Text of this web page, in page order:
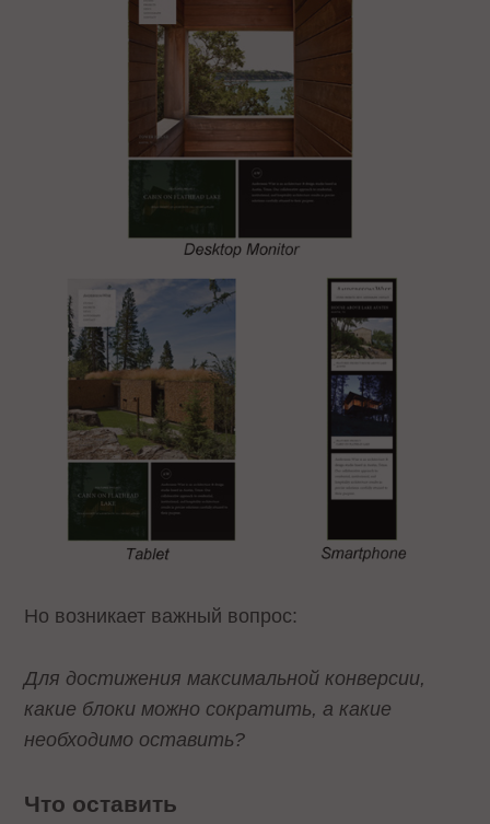
Но возникает важный вопрос:
Для достижения максимальной конверсии,
какие блоки можно сократить, а какие
необходимо оставить?
Что оставить